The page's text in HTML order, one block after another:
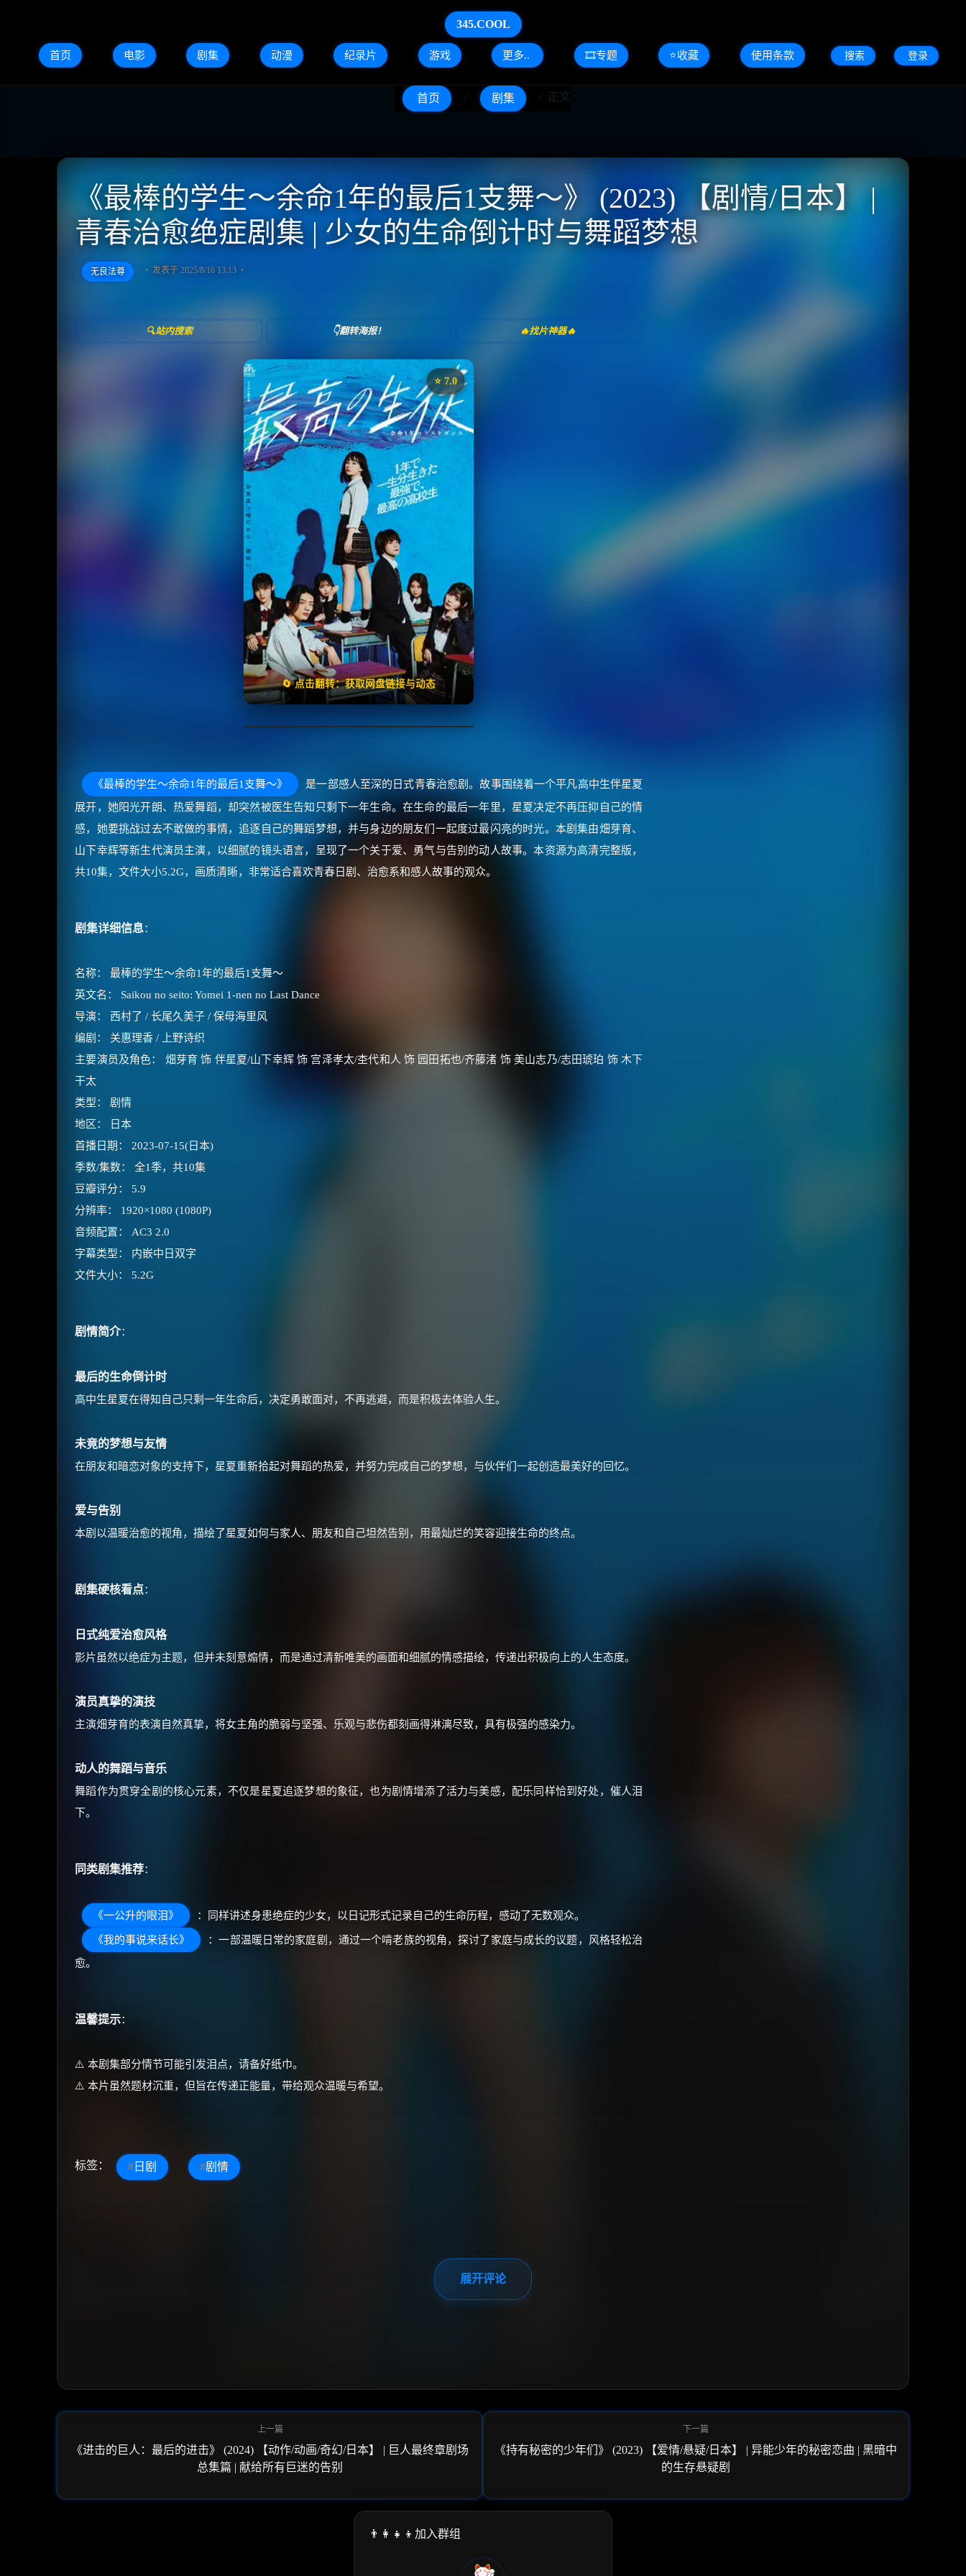
345.COOL
首页 电影 剧集 动漫 纪录片 游戏 更多.. 🎞️专题 ⭐️收藏 使用条款 搜索 登录
首页 剧集 正文
《最棒的学生～余命1年的最后1支舞～》 (2023) 【剧情/日本】 |
青春治愈绝症剧集 | 少女的生命倒计时与舞蹈梦想
无良法尊 发表于 2025/8/16 13:13
🔍站内搜索 👇翻转海报！ 🔥找片神器🔥
⭐️ 7.0
🔄 点击翻转：获取网盘链接与动态
《最棒的学生～余命1年的最后1支舞～》
⭐
收藏
⭐️ 评分：7.0 | 🎬 2023年
✅ 已完结
夸克网盘
失效请反馈
🧧️
天天领红包
《最棒的学生～余命1年的最后1支舞～》
是一部感人至深的日式青春治愈剧。故事围绕着一个平凡高中生伴星夏
展开，她阳光开朗、热爱舞蹈，却突然被医生告知只剩下一年生命。在生命的最后一年里，星夏决定不再压抑自己的情
感，她要挑战过去不敢做的事情，追逐自己的舞蹈梦想，并与身边的朋友们一起度过最闪亮的时光。本剧集由畑芽育、
山下幸辉等新生代演员主演，以细腻的镜头语言，呈现了一个关于爱、勇气与告别的动人故事。本资源为高清完整版，
共10集，文件大小5.2G，画质清晰，非常适合喜欢青春日剧、治愈系和感人故事的观众。
剧集详细信息：
名称： 最棒的学生～余命1年的最后1支舞～
英文名： Saikou no seito: Yomei 1-nen no Last Dance
导演： 西村了 / 长尾久美子 / 保母海里风
编剧： 关惠理香 / 上野诗织
主要演员及角色： 畑芽育 饰 伴星夏/山下幸辉 饰 宫泽孝太/杢代和人 饰 园田拓也/齐藤渚 饰 美山志乃/志田琥珀 饰 木下
干太
类型： 剧情
地区： 日本
首播日期： 2023-07-15(日本)
季数/集数： 全1季，共10集
豆瓣评分： 5.9
分辨率： 1920×1080 (1080P)
音频配置： AC3 2.0
字幕类型： 内嵌中日双字
文件大小： 5.2G
剧情简介：
最后的生命倒计时
高中生星夏在得知自己只剩一年生命后，决定勇敢面对，不再逃避，而是积极去体验人生。
未竟的梦想与友情
在朋友和暗恋对象的支持下，星夏重新拾起对舞蹈的热爱，并努力完成自己的梦想，与伙伴们一起创造最美好的回忆。
爱与告别
本剧以温暖治愈的视角，描绘了星夏如何与家人、朋友和自己坦然告别，用最灿烂的笑容迎接生命的终点。
剧集硬核看点：
日式纯爱治愈风格
影片虽然以绝症为主题，但并未刻意煽情，而是通过清新唯美的画面和细腻的情感描绘，传递出积极向上的人生态度。
演员真挚的演技
主演畑芽育的表演自然真挚，将女主角的脆弱与坚强、乐观与悲伤都刻画得淋漓尽致，具有极强的感染力。
动人的舞蹈与音乐
舞蹈作为贯穿全剧的核心元素，不仅是星夏追逐梦想的象征，也为剧情增添了活力与美感，配乐同样恰到好处，催人泪
下。
同类剧集推荐：
《一公升的眼泪》 ：同样讲述身患绝症的少女，以日记形式记录自己的生命历程，感动了无数观众。
《我的事说来话长》
：一部温暖日常的家庭剧，通过一个啃老族的视角，探讨了家庭与成长的议题，风格轻松治
愈。
温馨提示：
⚠️ 本剧集部分情节可能引发泪点，请备好纸巾。
⚠️ 本片虽然题材沉重，但旨在传递正能量，带给观众温暖与希望。
标签： # 日剧 #剧情
展开评论
《进击的巨人：最后的进击》 (2024) 【动作/动画/奇幻/日本】 | 巨人最终章剧场
总集篇 | 献给所有巨迷的告别
《持有秘密的少年们》 (2023) 【爱情/悬疑/日本】 | 异能少年的秘密恋曲 | 黑暗中
的生存悬疑剧
👨‍👩‍👧‍👦加入群组
🧧 福利领取站 ×
☕
还有支付宝现金红包、外卖红包、